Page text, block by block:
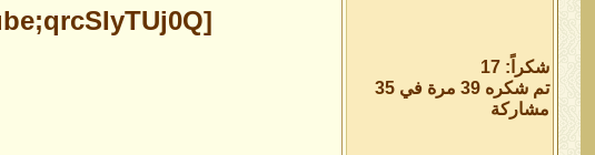
شكراً: 17
تم شكره 39 مرة في 35
مشاركة
[video=youtube;qrcSIyTUj0Q]https://